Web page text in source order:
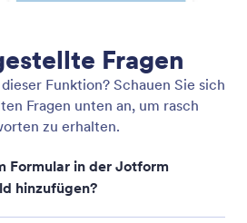
Jeden beliebigen Bildstil auf Ihr Formular anwenden
oder Ihrem Design passt,
sein Aussehen automatisch